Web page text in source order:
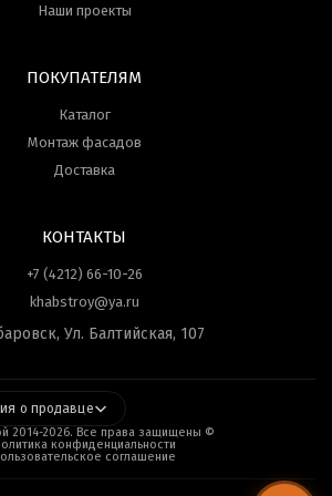
Наши проекты
ПОКУПАТЕЛЯМ
Каталог
Монтаж фасадов
Доставка
КОНТАКТЫ
+7 (4212) 66-10-26
khabstroy@ya.ru
Ул. Балтийская, 107
о продавце
2014-2026. Все права защищены ©
конфиденциальности
соглашение